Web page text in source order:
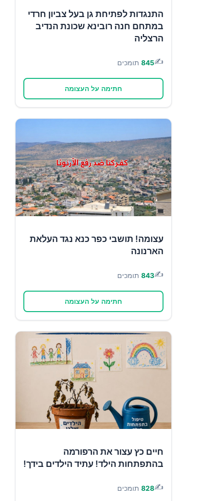
התנגדות לפתיחת גן בעל צביון חרדי
במתחם חנה רובינא שכונת הנדיב
הרצליה
✍️
845 תומכים
חתימה על העצומה
עצומה! תושבי כפר כנא נגד העלאת
הארנונה
✍️
843 תומכים
חתימה על העצומה
חיים כץ עצור את הרפורמה
בהתפתחות הילד! עתיד הילדים בידך!
✍️
828 תומכים